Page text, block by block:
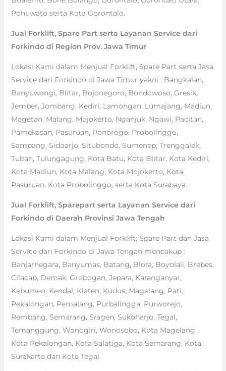
Pohuwato serta Kota Gorontalo.
Jual Forklift, Spare Part serta Layanan Service dari
Forkindo di Region Prov. Jawa Timur
Lokasi Kami dalam Menjual Forklift, Spare Part serta Jasa
Service dari Forkindo di Jawa Timur yakni : Bangkalan,
Banyuwangi, Blitar, Bojonegoro, Bondowoso, Gresik,
Jember, Jombang, Kediri, Lamongan, Lumajang, Madiun,
Magetan, Malang, Mojokerto, Nganjuk, Ngawi, Pacitan,
Pamekasan, Pasuruan, Ponorogo, Probolinggo,
Sampang, Sidoarjo, Situbondo, Sumenep, Trenggalek,
Tuban, Tulungagung, Kota Batu, Kota Blitar, Kota Kediri,
Kota Madiun, Kota Malang, Kota Mojokerto, Kota
Pasuruan, Kota Probolinggo, serta Kota Surabaya.
Jual Forklift, Sparepart serta Layanan Service dari
Forkindo di Daerah Provinsi Jawa Tengah
Lokasi Kami dalam Menjual Forklift, Spare Part dan Jasa
Service dari Forkindo di Jawa Tengah mencakup :
Banjarnegara, Banyumas, Batang, Blora, Boyolali, Brebes,
Cilacap, Demak, Grobogan, Jepara, Karanganyar,
Kebumen, Kendal, Klaten, Kudus, Magelang, Pati,
Pekalongan, Pemalang, Purbalingga, Purworejo,
Rembang, Semarang, Sragen, Sukoharjo, Tegal,
Temanggung, Wonogiri, Wonosobo, Kota Magelang,
Kota Pekalongan, Kota Salatiga, Kota Semarang, Kota
Surakarta dan Kota Tegal.